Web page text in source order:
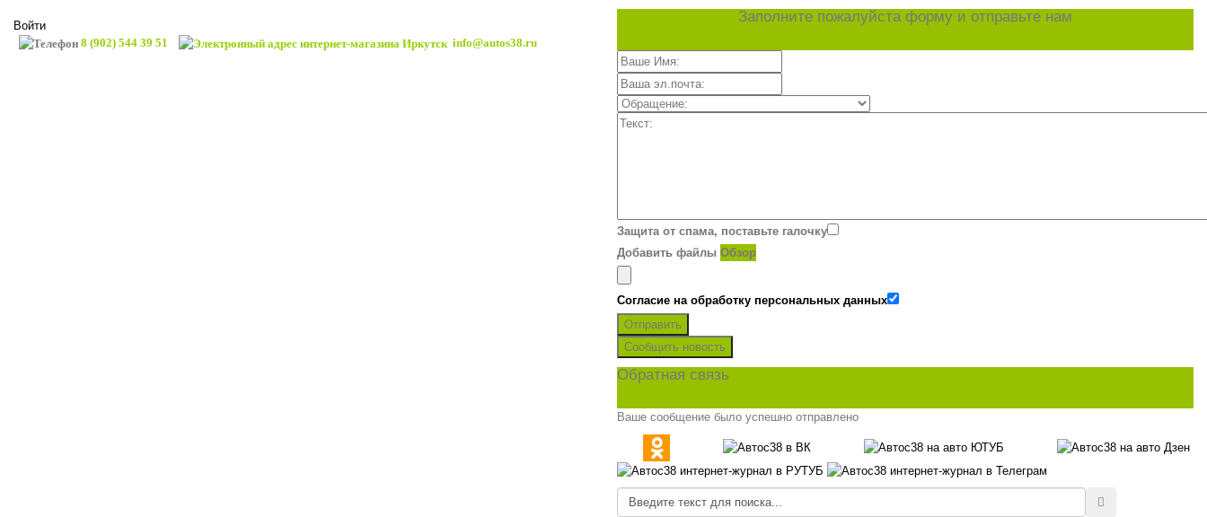
Войти
8 (902) 544 39 51
info@autos38.ru
Заполните пожалуйста форму и отправьте нам
Защита от спама, поставьте галочку
Добавить файлы Обзор
Согласие на обработку персональных данных
Отправить
Сообщить новость
Обратная связь
Ваше сообщение было успешно отправлено